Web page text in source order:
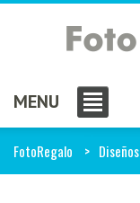
MENU
FotoRegalo Diseños